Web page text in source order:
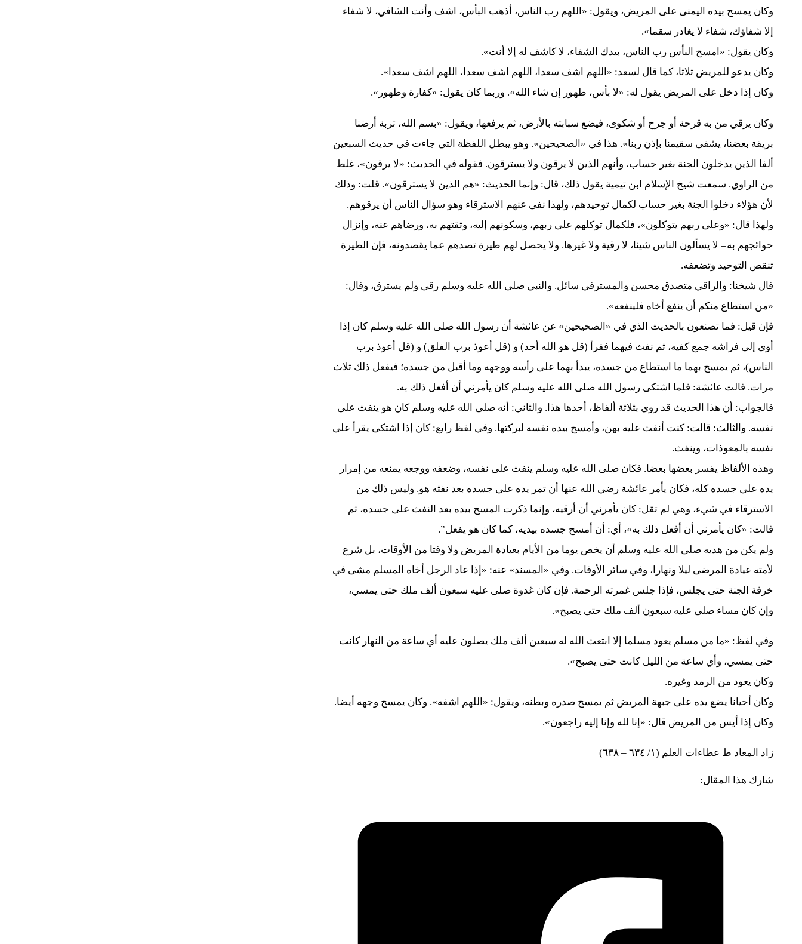
وكان يمسح بيده اليمنى على المريض، ويقول: «اللهم رب الناس، أذهب البأس، اشف وأنت الشافي، لا شفاء
إلا شفاؤك، شفاء لا يغادر سقما».
وكان يقول: «امسح البأس رب الناس، بيدك الشفاء، لا كاشف له إلا أنت».
وكان يدعو للمريض ثلاثا، كما قال لسعد: «اللهم اشف سعدا، اللهم اشف سعدا، اللهم اشف سعدا».
وكان إذا دخل على المريض يقول له: «لا بأس، طهور إن شاء الله». وربما كان يقول: «كفارة وطهور».
وكان يرقي من به قرحة أو جرح أو شكوى، فيضع سبابته بالأرض، ثم يرفعها، ويقول: «بسم الله، تربة أرضنا
بريقة بعضنا، يشفى سقيمنا بإذن ربنا». هذا في «الصحيحين». وهو يبطل اللفظة التي جاءت في حديث السبعين
ألفا الذين يدخلون الجنة بغير حساب، وأنهم الذين لا يرقون ولا يسترقون. فقوله في الحديث: «لا يرقون»، غلط
من الراوي. سمعت شيخ الإسلام ابن تيمية يقول ذلك، قال: وإنما الحديث: «هم الذين لا يسترقون». قلت: وذلك
لأن هؤلاء دخلوا الجنة بغير حساب لكمال توحيدهم، ولهذا نفى عنهم الاسترقاء وهو سؤال الناس أن يرقوهم.
ولهذا قال: «وعلى ربهم يتوكلون»، فلكمال توكلهم على ربهم، وسكونهم إليه، وثقتهم به، ورضاهم عنه، وإنزال
حوائجهم به= لا يسألون الناس شيئا، لا رقية ولا غيرها. ولا يحصل لهم طيرة تصدهم عما يقصدونه، فإن الطيرة
تنقص التوحيد وتضعفه.
قال شيخنا: والراقي متصدق محسن والمسترقي سائل. والنبي صلى الله عليه وسلم رقى ولم يسترق، وقال:
«من استطاع منكم أن ينفع أخاه فلينفعه».
فإن قيل: فما تصنعون بالحديث الذي في «الصحيحين» عن عائشة أن رسول الله صلى الله عليه وسلم كان إذا
أوى إلى فراشه جمع كفيه، ثم نفث فيهما فقرأ (قل هو الله أحد) و (قل أعوذ برب الفلق) و (قل أعوذ برب
الناس)، ثم يمسح بهما ما استطاع من جسده، يبدأ بهما على رأسه ووجهه وما أقبل من جسده؛ فيفعل ذلك ثلاث
مرات. قالت عائشة: فلما اشتكى رسول الله صلى الله عليه وسلم كان يأمرني أن أفعل ذلك به.
فالجواب: أن هذا الحديث قد روي بثلاثة ألفاظ، أحدها هذا. والثاني: أنه صلى الله عليه وسلم كان هو ينفث على
نفسه. والثالث: قالت: كنت أنفث عليه بهن، وأمسح بيده نفسه لبركتها. وفي لفظ رابع: كان إذا اشتكى يقرأ على
نفسه بالمعوذات، وينفث.
وهذه الألفاظ يفسر بعضها بعضا. فكان صلى الله عليه وسلم ينفث على نفسه، وضعفه ووجعه يمنعه من إمرار
يده على جسده كله، فكان يأمر عائشة رضي الله عنها أن تمر يده على جسده بعد نفثه هو. وليس ذلك من
الاسترقاء في شيء، وهي لم تقل: كان يأمرني أن أرقيه، وإنما ذكرت المسح بيده بعد النفث على جسده، ثم
قالت: «كان يأمرني أن أفعل ذلك به»، أي: أن أمسح جسده بيديه، كما كان هو يفعل”.
ولم يكن من هديه صلى الله عليه وسلم أن يخص يوما من الأيام بعيادة المريض ولا وقتا من الأوقات، بل شرع
لأمته عيادة المرضى ليلا ونهارا، وفي سائر الأوقات. وفي «المسند» عنه: «إذا عاد الرجل أخاه المسلم مشى في
خرفة الجنة حتى يجلس، فإذا جلس غمرته الرحمة. فإن كان غدوة صلى عليه سبعون ألف ملك حتى يمسي،
وإن كان مساء صلى عليه سبعون ألف ملك حتى يصبح».
وفي لفظ: «ما من مسلم يعود مسلما إلا ابتعث الله له سبعين ألف ملك يصلون عليه أي ساعة من النهار كانت
حتى يمسي، وأي ساعة من الليل كانت حتى يصبح».
وكان يعود من الرمد وغيره.
وكان أحيانا يضع يده على جبهة المريض ثم يمسح صدره وبطنه، ويقول: «اللهم اشفه». وكان يمسح وجهه أيضا.
وكان إذا أيس من المريض قال: «إنا لله وإنا إليه راجعون».
زاد المعاد ط عطاءات العلم (١/ ٦٣٤ – ٦٣٨)
شارك هذا المقال: